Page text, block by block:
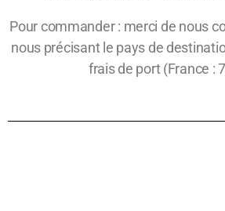
Pour commander : merci de nous
nous précisant le pays de
frais de port (France :